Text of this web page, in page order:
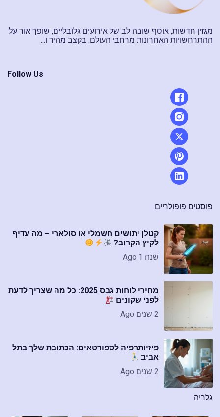
מגזין חדשות, אוסף שובה לב של אירועים גלובליים, שופך אור על
ההתרחשויות האחרונות מרחבי העולם. בקצב מהיר ו...
Follow Us
פוסטים פופולריים
קטלן יתושים חשמלי או סולארי – מה עדיף
לקיץ הקרוב?
שנה 1 Ago
מחירי לוחות גבס 2025: כל מה שצריך לדעת
לפני שקונים
2 שנים Ago
פיזיותרפיה לספורטאים: הכתובת שלך בתל
אביב
2 שנים Ago
גלריה